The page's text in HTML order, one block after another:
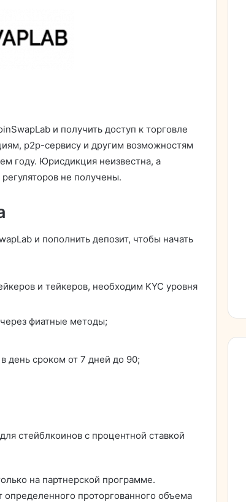
и получить доступ к торговле
p2p-сервису и другим возможностям
году. Юрисдикция неизвестна, а
не получены.
и пополнить депозит, чтобы начать
и тейкеров, необходим KYC уровня
фиатные методы;
день сроком от 7 дней до 90;
стейблкоинов с процентной ставкой
на партнерской программе.
проторгованного объема